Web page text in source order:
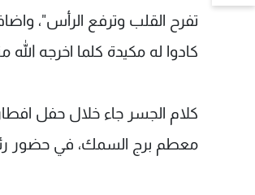
تفرح القلب وترفع الرأس"،
كادوا له مكيدة كلما اخرجه
كلام الجسر جاء خلال حفل
معطم برج السمك، في حضور